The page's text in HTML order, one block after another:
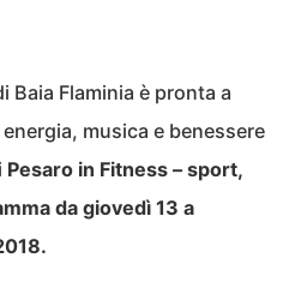
Baia Flaminia è pronta a
musica e benessere
Pesaro in Fitness – sport,
da giovedì 13 a